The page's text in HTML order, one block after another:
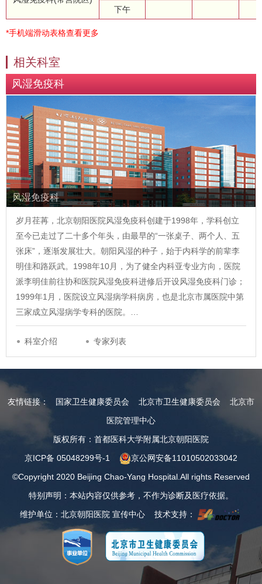
下午
*手机端滑动表格查看更多
相关科室
风湿免疫科
风湿免疫科
岁月荏苒，北京朝阳医院风湿免疫科创建于1998年，学科创立
至今已走过了二十多个年头，由最早的“一张桌子、两个人、五
张床”，逐渐发展壮大。朝阳风湿的种子，始于内科学的前辈李
明佳和路跃武。1998年10月，为了健全内科亚专业方向，医院
派李明佳前往协和医院风湿免疫科进修后开设风湿免疫科门诊；
1999年1月，医院设立风湿病学科病房，也是北京市属医院中第
三家成立风湿病学专科的医院。…
科室介绍 专家列表
友情链接： 国家卫生健康委员会 北京市卫生健康委员会
北京市
医院管理中心
版权所有：首都医科大学附属北京朝阳医院
京ICP备 05048299号-1
京公网安备11010502033042
©Copyright 2020 Beijing Chao-Yang Hospital.All rights Reserved
特别声明：本站内容仅供参考，不作为诊断及医疗依据。
维护单位：北京朝阳医院 宣传中心 技术支持：